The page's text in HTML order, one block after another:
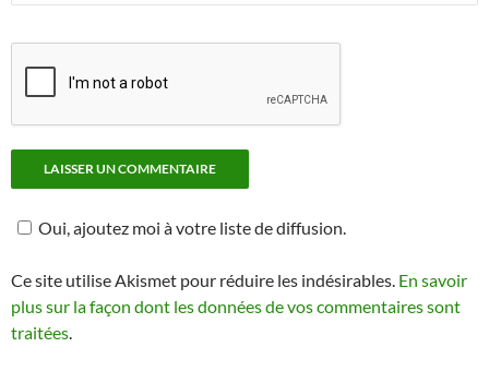
Oui, ajoutez moi à votre liste de diffusion.
Ce site utilise Akismet pour réduire les indésirables. En savoir
plus sur la façon dont les données de vos commentaires sont
traitées